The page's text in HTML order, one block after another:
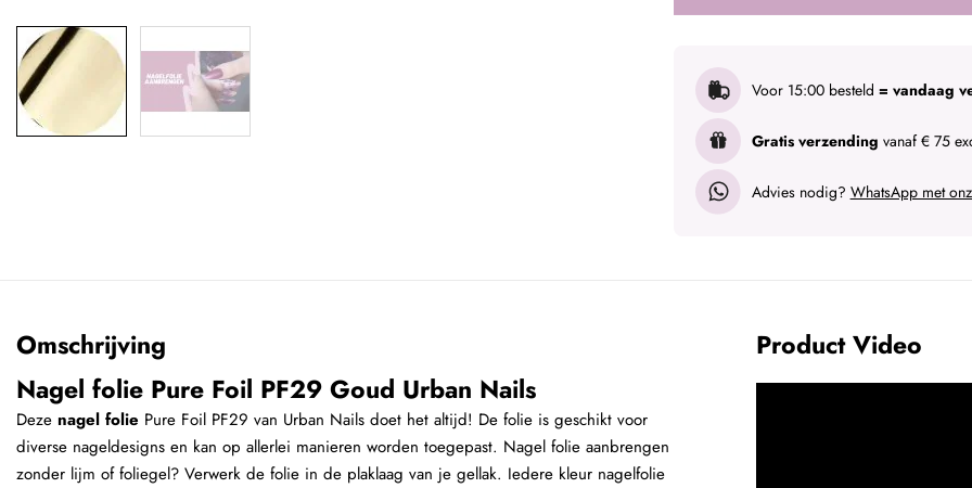
Voor 15:00 besteld = vandaag
Gratis verzending vanaf € 75
Advies nodig? WhatsApp met
Omschrijving
Nagel folie Pure Foil PF29 Goud Urban Nails
Deze nagel folie Pure Foil PF29 van Urban Nails doet het altijd! De folie is geschikt voor
diverse nageldesigns en kan op allerlei manieren worden toegepast. Nagel folie aanbrengen
zonder lijm of foliegel? Verwerk de folie in de plaklaag van je gellak. Iedere kleur nagelfolie
Product Video